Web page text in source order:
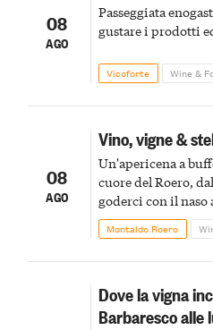
08
AGO
Passeggiata
gustare i prodotti
Vicoforte Wine &
08
AGO
Vino, vigne &
Un'apericena a
cuore del Roero,
goderci con il
Montaldo Roero
Dove la vigna
Barbaresco alle